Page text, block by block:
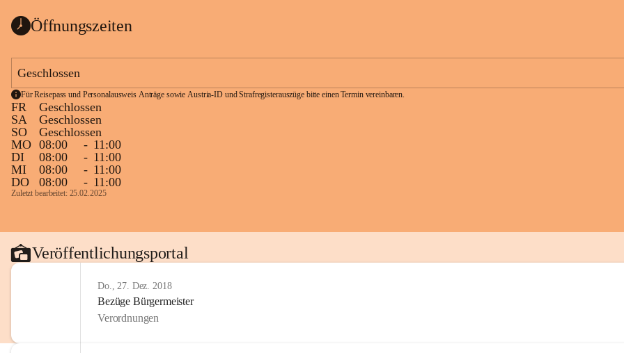
Öffnungszeiten
Geschlossen
Für Reisepass und Personalausweis Anträge sowie Austria-ID und Strafregisterauszüge bitte einen Termin vereinbaren.
FR
Geschlossen
SA
Geschlossen
SO
Geschlossen
MO 08:00 - 11:00
DI
08:00 - 11:00
MI
08:00 - 11:00
DO
08:00 - 11:00
Zuletzt bearbeitet: 25.02.2025
Veröffentlichungsportal
Do., 27. Dez. 2018
Bezüge Bürgermeister
Verordnungen